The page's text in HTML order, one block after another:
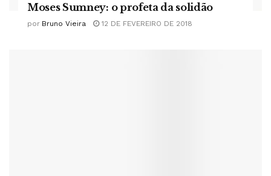
Moses Sumney: o profeta da solidão
por Bruno Vieira 12 DE FEVEREIRO DE 2018